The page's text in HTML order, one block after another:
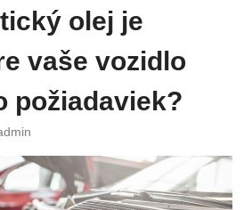
olej je
vaše vozidlo
požiadaviek?